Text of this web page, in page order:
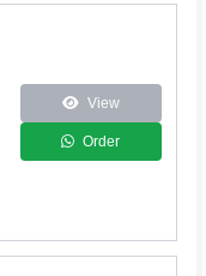
View
Order